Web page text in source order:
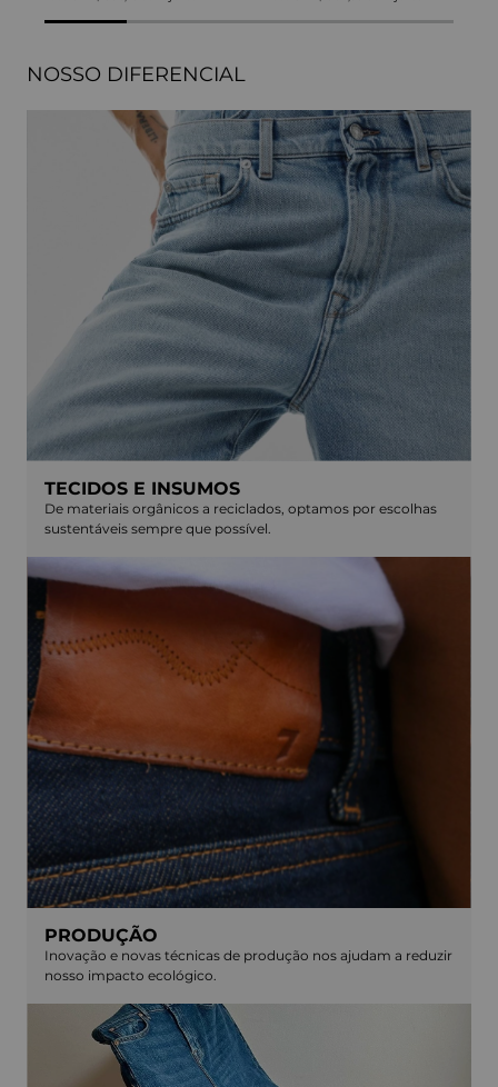
NOSSO DIFERENCIAL
TECIDOS E INSUMOS
De materiais orgânicos a reciclados, optamos por escolhas
sustentáveis sempre que possível.
PRODUÇÃO
Inovação e novas técnicas de produção nos ajudam a reduzir
nosso impacto ecológico.